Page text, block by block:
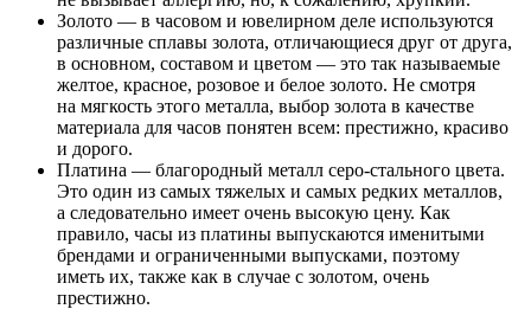
Золото — в часовом и ювелирном деле используются
различные сплавы золота, отличающиеся друг от друга,
в основном, составом и цветом — это так называемые
желтое, красное, розовое и белое золото. Не смотря
на мягкость этого металла, выбор золота в качестве
материала для часов понятен всем: престижно, красиво
и дорого.
Платина — благородный металл серо-стального цвета.
Это один из самых тяжелых и самых редких металлов,
а следовательно имеет очень высокую цену. Как
правило, часы из платины выпускаются именитыми
брендами и ограниченными выпусками, поэтому
иметь их, также как в случае с золотом, очень
престижно.